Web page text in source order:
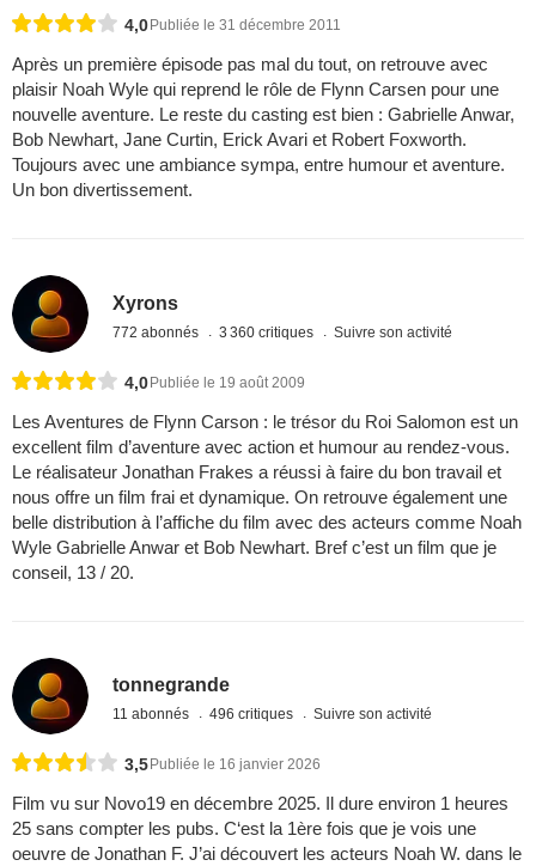
4,0 Publiée le 31 décembre 2011
Après un première épisode pas mal du tout, on retrouve avec
plaisir Noah Wyle qui reprend le rôle de Flynn Carsen pour une
nouvelle aventure. Le reste du casting est bien : Gabrielle Anwar,
Bob Newhart, Jane Curtin, Erick Avari et Robert Foxworth.
Toujours avec une ambiance sympa, entre humour et aventure.
Un bon divertissement.
Xyrons
772 abonnés 3 360 critiques Suivre son activité
4,0Publiée le 19 août 2009
Les Aventures de Flynn Carson : le trésor du Roi Salomon est un
excellent film d’aventure avec action et humour au rendez-vous.
Le réalisateur Jonathan Frakes a réussi à faire du bon travail et
nous offre un film frai et dynamique. On retrouve également une
belle distribution à l’affiche du film avec des acteurs comme Noah
Wyle Gabrielle Anwar et Bob Newhart. Bref c’est un film que je
conseil, 13 / 20.
tonnegrande
11 abonnés 496 critiques Suivre son activité
3,5 Publiée le 16 janvier 2026
Film vu sur Novo19 en décembre 2025. Il dure environ 1 heures
25 sans compter les pubs. C‘est la 1ère fois que je vois une
oeuvre de Jonathan F. J’ai découvert les acteurs Noah W. dans le